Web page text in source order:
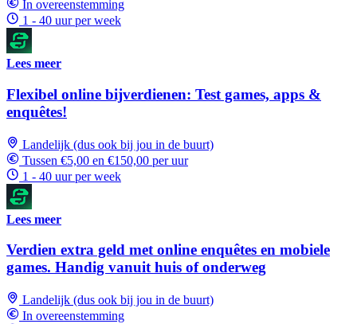
In overeenstemming
1 - 40 uur per week
Lees meer
Flexibel online bijverdienen: Test games, apps &
enquêtes!
Landelijk (dus ook bij jou in de buurt)
Tussen €5,00 en €150,00 per uur
1 - 40 uur per week
Lees meer
Verdien extra geld met online enquêtes en mobiele
games. Handig vanuit huis of onderweg
Landelijk (dus ook bij jou in de buurt)
In overeenstemming